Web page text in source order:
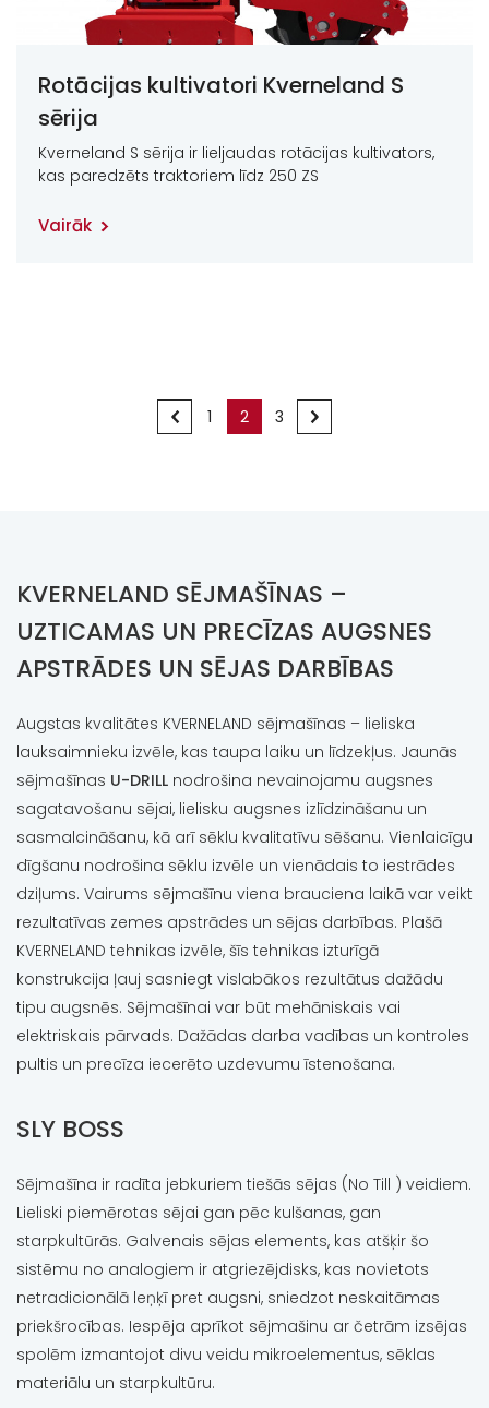
Rotācijas kultivatori Kverneland S
sērija
Kverneland S sērija ir lieljaudas rotācijas kultivators,
kas paredzēts traktoriem līdz 250 ZS
Vairāk
< 1 2 3 >
KVERNELAND SĒJMAŠĪNAS –
UZTICAMAS UN PRECĪZAS AUGSNES
APSTRĀDES UN SĒJAS DARBĪBAS
Augstas kvalitātes KVERNELAND sējmašīnas – lieliska
lauksaimnieku izvēle, kas taupa laiku un līdzekļus. Jaunās
sējmašīnas U-DRILL nodrošina nevainojamu augsnes
sagatavošanu sējai, lielisku augsnes izlīdzināšanu un
sasmalcināšanu, kā arī sēklu kvalitatīvu sēšanu. Vienlaicīgu
dīgšanu nodrošina sēklu izvēle un vienādais to iestrādes
dziļums. Vairums sējmašīnu viena brauciena laikā var veikt
rezultatīvas zemes apstrādes un sējas darbības. Plašā
KVERNELAND tehnikas izvēle, šīs tehnikas izturīgā
konstrukcija ļauj sasniegt vislabākos rezultātus dažādu
tipu augsnēs. Sējmašīnai var būt mehāniskais vai
elektriskais pārvads. Dažādas darba vadības un kontroles
pultis un precīza iecerēto uzdevumu īstenošana.
SLY BOSS
Sējmašīna ir radīta jebkuriem tiešās sējas (No Till ) veidiem.
Lieliski piemērotas sējai gan pēc kulšanas, gan
starpkultūrās. Galvenais sējas elements, kas atšķir šo
sistēmu no analogiem ir atgriezējdisks, kas novietots
netradicionālā leņķī pret augsni, sniedzot neskaitāmas
priekšrocības. Iespēja aprīkot sējmašinu ar četrām izsējas
spolēm izmantojot divu veidu mikroelementus, sēklas
materiālu un starpkultūru.